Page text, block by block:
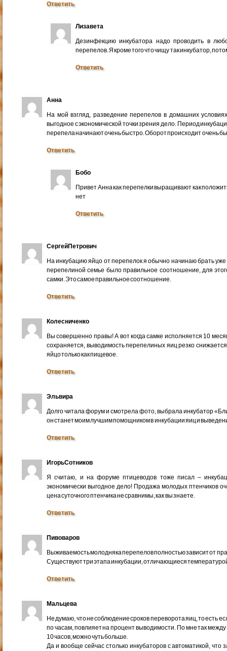
Ответить
Лизавета
Дезинфекцию инкубатора надо проводить в
перепелов. Я кроме того что чищу так инкубатор,
Ответить
Анна
На мой взгляд, разведение перепелов в домашних
выгодное с экономической точки зрения дело. Период
перепела начинают очень быстро. Оборот происходит очень
Ответить
Бобо
Привет Анна как перепелки выращивают как
нет
Ответить
СергейПетрович
На инкубацию яйцо от перепелок я обычно начинаю брать
перепелиной семье было правильное соотношение, для
самки. Это самое правильное соотношение.
Ответить
Колесниченко
Вы совершенно правы! А вот когда самке исполняется 10
сохраняется, выводимость перепелиных яиц резко
яйцо только как пищевое.
Ответить
Эльвира
Долго читала форум и смотрела фото, выбрала инкубатор
он станет моим лучшим помощником в инкубации яиц и
Ответить
ИгорьСотников
Я считаю, и на форуме птицеводов тоже писал –
экономически выгодное дело! Продажа молодых птенчиков
цена суточного птенчика не сравнимы, как вы знаете.
Ответить
Пивоваров
Выживаемость молодняка перепелов полностью зависит от
Существуют три этапа инкубации, отличающиеся
Ответить
Мальцева
Не думаю, что не соблюдение сроков переворота яиц, то есть
по часам, повлияет на процент выводимости. По мне так
10 часов, можно чуть больше.
Да и вообще сейчас столько инкубаторов с автоматикой,